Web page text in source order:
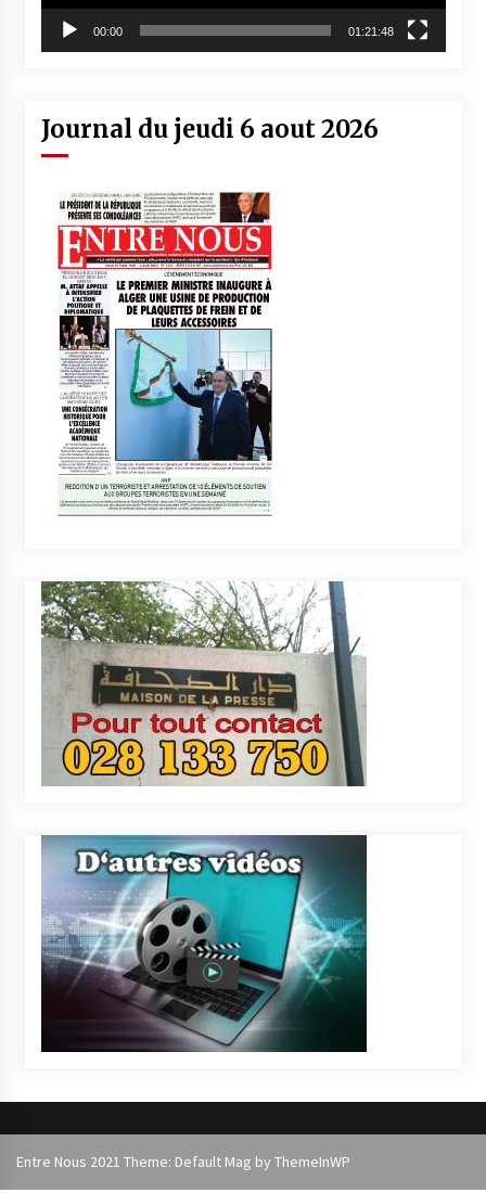
00:00 01:21:48
Journal du jeudi 6 aout 2026
Entre Nous 2021 Theme: Default Mag by ThemeInWP